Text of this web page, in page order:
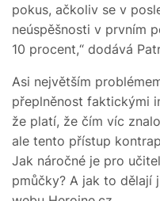
pokus, ačkoliv se v
neúspěšnosti v prvním
10 procent,“ dodává
Asi největším
přeplněnost faktickými
že platí, že čím víc
ale tento přístup
Jak náročné je pro
pmůčky? A jak to dělají